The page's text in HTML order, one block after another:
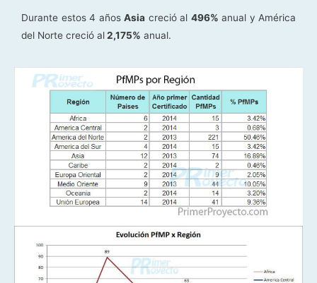
Durante estos 4 años Asia creció al 496% anual y América
del Norte creció al2,175% anual.